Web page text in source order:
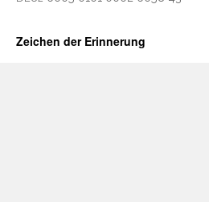
Zeichen der Erinnerung